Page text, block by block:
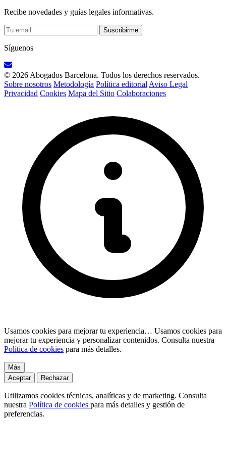
Recibe novedades y guías legales informativas.
Suscribirme
Síguenos
© 2026 Abogados Barcelona. Todos los derechos reservados.
Sobre nosotros Metodología Política editorial Aviso Legal
Privacidad Cookies Mapa del Sitio Colaboraciones
Usamos cookies para mejorar tu experiencia… Usamos cookies para
mejorar tu experiencia y personalizar contenidos. Consulta nuestra
Política de cookies para más detalles.
Más
Aceptar
Rechazar
Utilizamos cookies técnicas, analíticas y de marketing. Consulta
nuestra Política de cookies para más detalles y gestión de
preferencias.